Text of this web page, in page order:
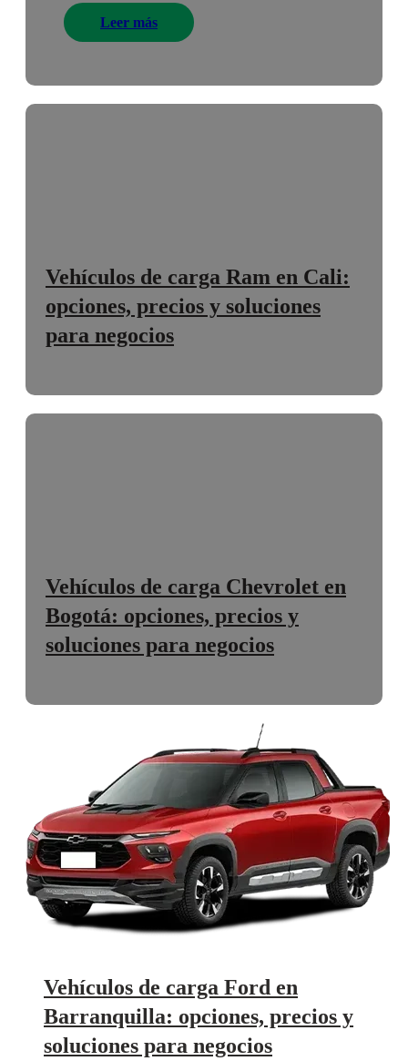
Leer más
Vehículos de carga Ram en Cali:
opciones, precios y soluciones
para negocios
Vehículos de carga Chevrolet en
Bogotá: opciones, precios y
soluciones para negocios
Vehículos de carga Ford en
Barranquilla: opciones, precios y
soluciones para negocios